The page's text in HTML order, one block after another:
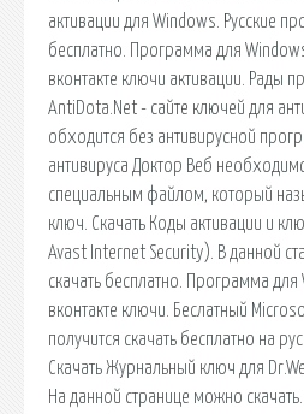
активации для Windows. Русские
бесплатно. Программа для
вконтакте ключи активации. Рады
AntiDota.Net - сайте ключей для
обходится без антивирусной
антивируса Доктор Веб
специальным файлом, который
ключ. Скачать Коды активации и
Avast Internet Security). В данной
скачать бесплатно. Программа
вконтакте ключи. Беслатный
получится скачать бесплатно на
Скачать Журнальный ключ для
На данной странице можно